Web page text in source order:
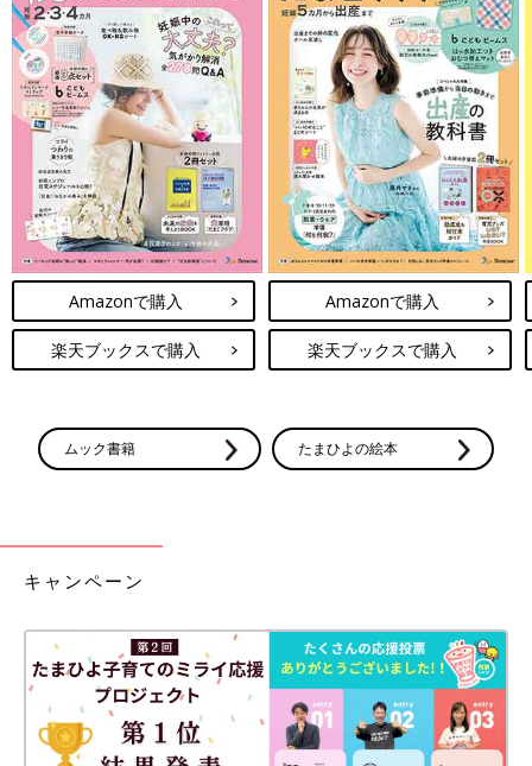
Amazonで購入
楽天ブックスで購入
Amazonで購入
楽天ブックスで購入
ムック書籍 たまひよの絵本
キャンペーン